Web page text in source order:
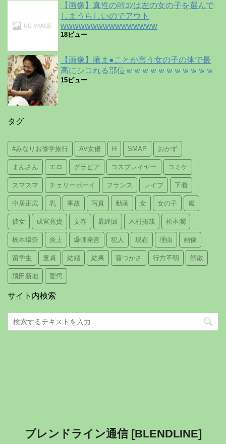
【画像】真性のﾛﾘｺﾝは左の女の子を選んで
しまうらしいのでアウト
wwwwwwwwwwwwwwww
18ビュー
【画像】腋ま●ことか言う女の子の体で最
高にシコれる部位ｗｗｗｗｗｗｗｗｗｗｗ
15ビュー
タグ
#みなりお修学旅行 AV女優 H SMAP おかず
まんさん エロ グラビア コスプレイヤー コミケ
スマスマ チェリーボーイ フランス レイプ 下着
中居正広 乳 事故 写真 動画 女 女の子 嵐
彼女 成宮寛貴 文春 最終回 木村拓哉 松本潤
橋本環奈 炎上 爆弾発言 犯人 現在 理由 画像
留学生 童貞 結婚 結果 葵つかさ 行方不明 解散
飛田新地 驚愕
サイト内検索
ブレンドライン通信 [BLENDLINE]